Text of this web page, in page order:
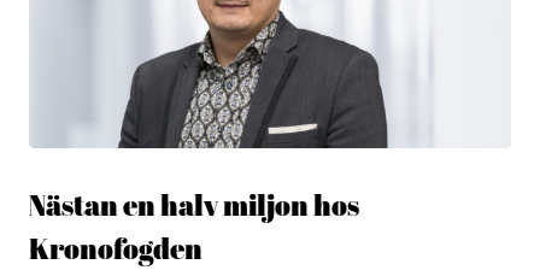
Nästan en halv miljon hos
Kronofogden